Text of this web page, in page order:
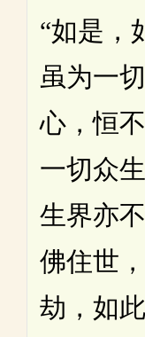
“如是，
虽为一
心，恒
一切众
生界亦
佛住世
劫，如